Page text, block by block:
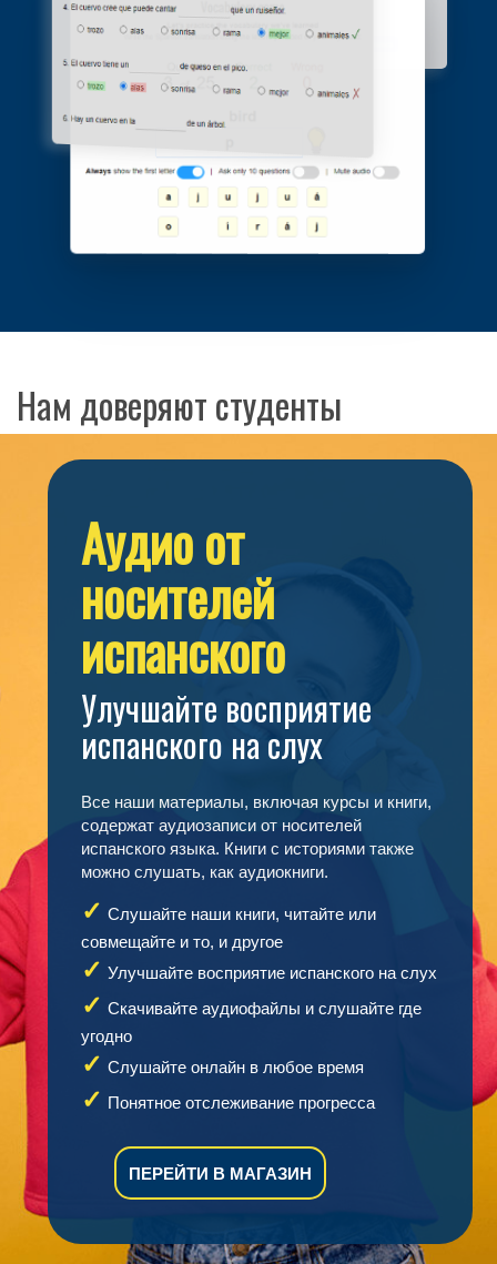
Нам доверяют студенты
Аудио от
носителей
испанского
Улучшайте восприятие
испанского на слух
Все наши материалы, включая курсы и книги,
содержат аудиозаписи от носителей
испанского языка. Книги с историями также
можно слушать, как аудиокниги.
Слушайте наши книги, читайте или
совмещайте и то, и другое
Улучшайте восприятие испанского на слух
Скачивайте аудиофайлы и слушайте где
угодно
Слушайте онлайн в любое время
Понятное отслеживание прогресса
ПЕРЕЙТИ В МАГАЗИН